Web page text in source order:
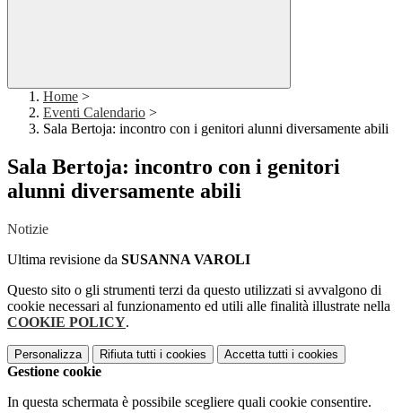
Home >
Eventi Calendario >
Sala Bertoja: incontro con i genitori alunni diversamente abili
Sala Bertoja: incontro con i genitori
alunni diversamente abili
Notizie
Ultima revisione da SUSANNA VAROLI
Questo sito o gli strumenti terzi da questo utilizzati si avvalgono di
cookie necessari al funzionamento ed utili alle finalità illustrate nella
COOKIE POLICY.
Personalizza Rifiuta tutti i cookies Accetta tutti i cookies
Gestione cookie
In questa schermata è possibile scegliere quali cookie consentire.